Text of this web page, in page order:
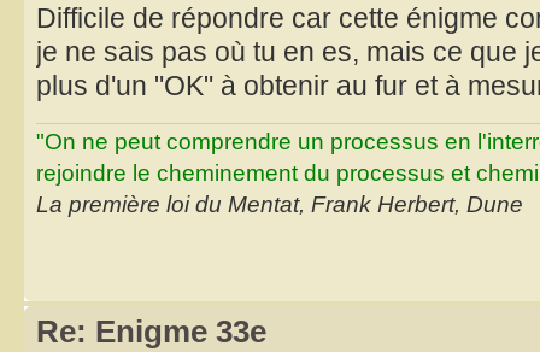
Difficile de répondre car cette énigme
je ne sais pas où tu en es, mais ce que
plus d'un "OK" à obtenir au fur et à
"On ne peut comprendre un processus en
rejoindre le cheminement du processus et
La première loi du Mentat, Frank Herbert, Dune
Re: Enigme 33e